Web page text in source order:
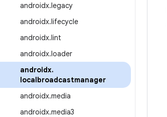
androidx.legacy
androidx.lifecycle
androidx.lint
androidx.loader
androidx.
localbroadcastmanager
androidx.media
androidx.media3